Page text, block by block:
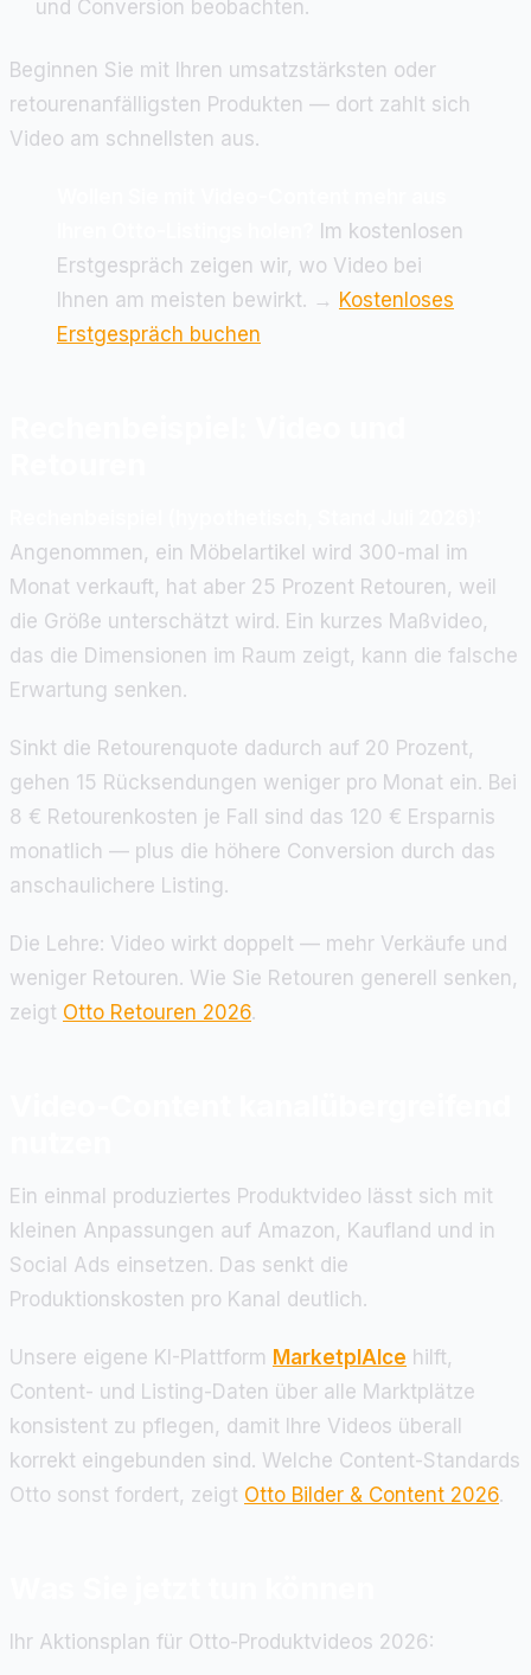
und Conversion beobachten.
Beginnen Sie mit Ihren umsatzstärksten oder
retourenanfälligsten Produkten — dort zahlt sich
Video am schnellsten aus.
Im kostenlosen
Erstgespräch zeigen wir, wo Video bei
Ihnen am meisten bewirkt. → Kostenloses
Erstgespräch buchen
Angenommen, ein Möbelartikel wird 300-mal im
Monat verkauft, hat aber 25 Prozent Retouren, weil
die Größe unterschätzt wird. Ein kurzes Maßvideo,
das die Dimensionen im Raum zeigt, kann die falsche
Erwartung senken.
Sinkt die Retourenquote dadurch auf 20 Prozent,
gehen 15 Rücksendungen weniger pro Monat ein. Bei
8 € Retourenkosten je Fall sind das 120 € Ersparnis
monatlich — plus die höhere Conversion durch das
anschaulichere Listing.
Die Lehre: Video wirkt doppelt — mehr Verkäufe und
weniger Retouren. Wie Sie Retouren generell senken,
zeigt Otto Retouren 2026.
Ein einmal produziertes Produktvideo lässt sich mit
kleinen Anpassungen auf Amazon, Kaufland und in
Social Ads einsetzen. Das senkt die
Produktionskosten pro Kanal deutlich.
Unsere eigene KI-Plattform MarketplAIce hilft,
Content- und Listing-Daten über alle Marktplätze
konsistent zu pflegen, damit Ihre Videos überall
korrekt eingebunden sind. Welche Content-Standards
Otto sonst fordert, zeigt Otto Bilder & Content 2026.
Ihr Aktionsplan für Otto-Produktvideos 2026: